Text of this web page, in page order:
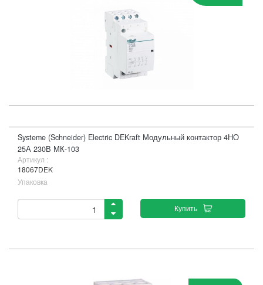
Systeme (Schneider) Electric DEKraft Модульный контактор 4НО
25А 230В МК-103
Артикул :
18067DEK
Упаковка
Купить